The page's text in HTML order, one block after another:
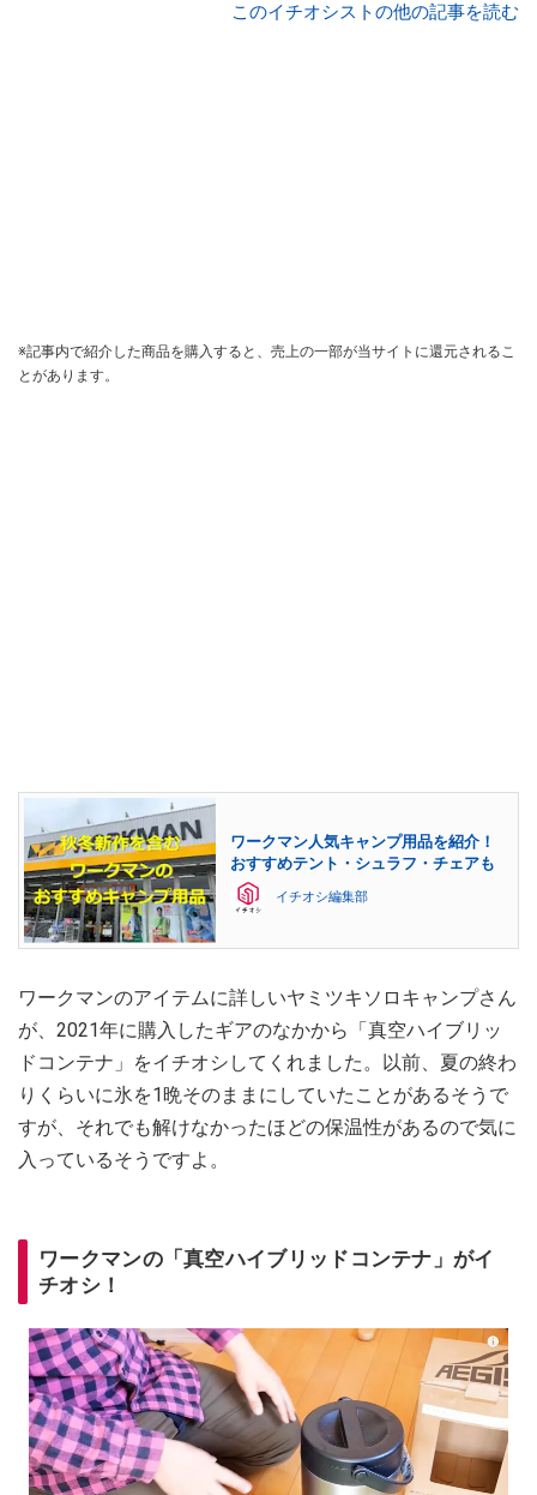
このイチオシストの他の記事を読む
※記事内で紹介した商品を購入すると、売上の一部が当サイトに還元されるこ
とがあります。
ワークマン人気キャンプ用品を紹介！
おすすめテント・シュラフ・チェアも
イチオシ編集部
ワークマンのアイテムに詳しいヤミツキソロキャンプさん
が、2021年に購入したギアのなかから「真空ハイブリッ
ドコンテナ」をイチオシしてくれました。以前、夏の終わ
りくらいに氷を1晩そのままにしていたことがあるそうで
すが、それでも解けなかったほどの保温性があるので気に
入っているそうですよ。
ワークマンの「真空ハイブリッドコンテナ」がイ
チオシ！